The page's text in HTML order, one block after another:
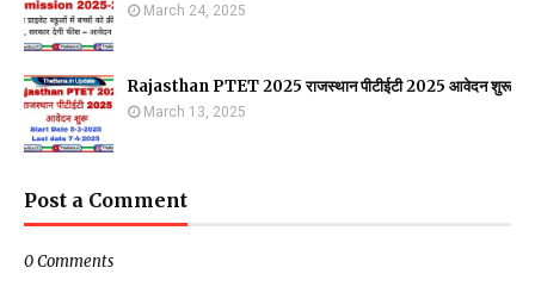
March 24, 2025
Rajasthan PTET 2025 राजस्थान पीटीईटी 2025 आवेदन शुरू
March 13, 2025
Post a Comment
0 Comments